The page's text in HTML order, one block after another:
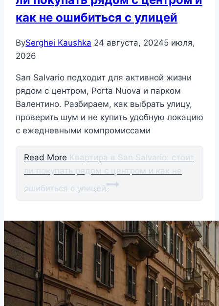
как не ошибиться с улицей
BySerghei Kaushka 24 августа, 20245 июля,
2026
San Salvario подходит для активной жизни
рядом с центром, Porta Nuova и парком
Валентино. Разбираем, как выбрать улицу,
проверить шум и не купить удобную локацию
с ежедневными компромиссами
Read More Квартира в San Salvario: стоит
ли покупать рядом с центром и как не
ошибиться с улицей